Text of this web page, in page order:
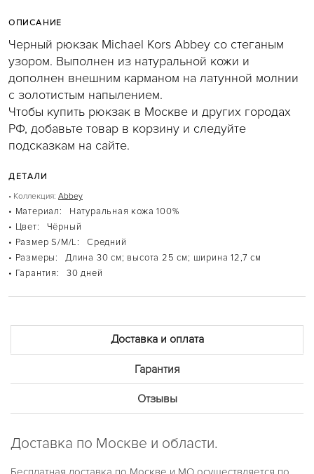
ОПИСАНИЕ
Черный рюкзак Michael Kors Abbey со стеганым
узором. Выполнен из натуральной кожи и
дополнен внешним карманом на латунной молнии
с золотистым напылением.
Чтобы купить рюкзак в Москве и других городах
РФ, добавьте товар в корзину и следуйте
подсказкам на сайте.
ДЕТАЛИ
• Коллекция: Abbey
• Материал:
Натуральная кожа 100%
• Цвет:
Чёрный
• Размер S/M/L:
Средний
• Размеры:
Длина 30 см; высота 25 см; ширина 12,7 см
• Гарантия:
30 дней
Доставка и оплата
Гарантия
Отзывы
Доставка по Москве и области.
MERCER
MOTT
SINCLAIR
SLOAN
SOHO
БЕЖЕВЫЕ СУМКИ
БЕЛЫЕ СУМКИ
ГОЛУБЫЕ СУМКИ
КОРИЧНЕВЫЕ СУМКИ
КРАСНЫЕ СУМКИ
ЧЕРНЫЕ СУМКИ
ABBEY
BROOKLIN
RHEA
КОРИЧНЕВЫЕ РЮКЗАКИ
ЧАСЫ
ACCELERATOR
BRECKEN
DYLAN
IRVING
JARYN